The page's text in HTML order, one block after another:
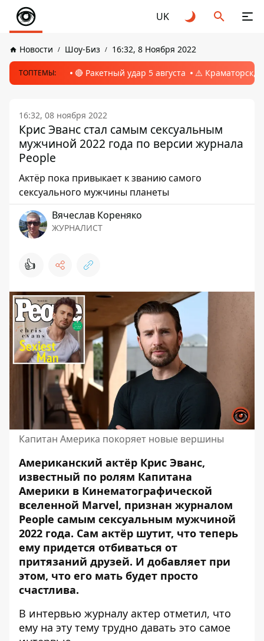
UK
Новости Шоу-Биз 16:32, 8 Ноября 2022
ТОПТЕМЫ: 🔴 Ракетный удар 5 августа ⚠️ Краматорск,
16:32, 08 ноября 2022
Крис Эванс стал самым сексуальным
мужчиной 2022 года по версии журнала
People
Актёр пока привыкает к званию самого
сексуального мужчины планеты
Вячеслав Кореняко
ЖУРНАЛИСТ
👍
Капитан Америка покоряет новые вершины
Американский актёр Крис Эванс,
известный по ролям Капитана
Америки в Кинематографической
вселенной Marvel, признан журналом
People самым сексуальным мужчиной
2022 года. Сам актёр шутит, что теперь
ему придется отбиваться от
притязаний друзей. И добавляет при
этом, что его мать будет просто
счастлива.
В интервью журналу актер отметил, что
ему на эту тему трудно давать это самое